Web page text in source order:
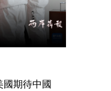
期待中國